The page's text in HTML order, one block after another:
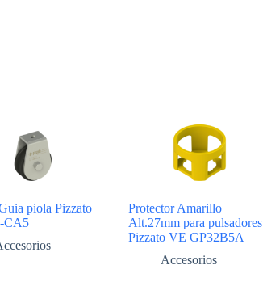
piola Pizzato
CA5
Protector Amarillo
Alt.27mm para pulsadores
Pizzato VE GP32B5A
Accesorios